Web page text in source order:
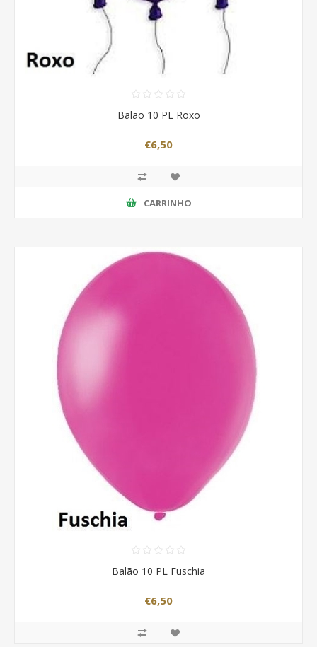
Balão 10 PL Roxo
€6,50
CARRINHO
Balão 10 PL Fuschia
€6,50